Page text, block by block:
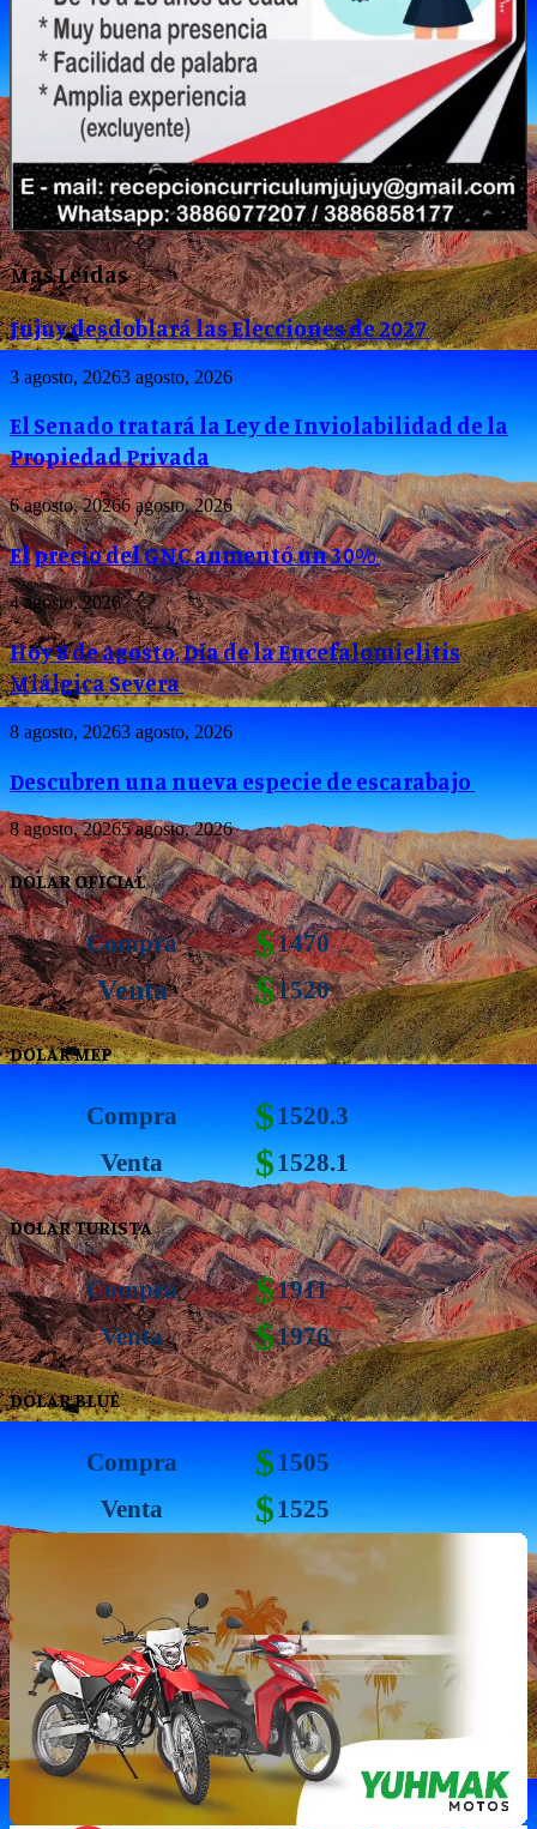
Mas Leídas
Jujuy desdoblará las Elecciones de 2027
3 agosto, 20263 agosto, 2026
El Senado tratará la Ley de Inviolabilidad de la
Propiedad Privada
6 agosto, 20266 agosto, 2026
El precio del GNC aumentó un 30%
4 agosto, 2026
Hoy 8 de agosto, Día de la Encefalomielitis
Miálgica Severa
8 agosto, 20263 agosto, 2026
Descubren una nueva especie de escarabajo
8 agosto, 20265 agosto, 2026
DOLAR OFICIAL
Compra $1470
Venta $1520
DOLAR MEP
Compra $1520.3
Venta
$1528.1
DOLAR TURISTA
Compra $1911
Venta
$1976
DOLAR BLUE
Compra $1505
Venta
$1525